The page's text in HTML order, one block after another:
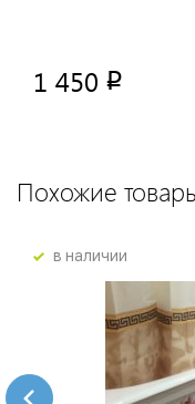
1 450 p
Похожие
в наличии